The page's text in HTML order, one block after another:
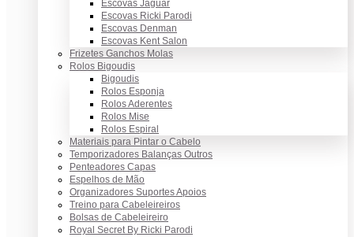
Escovas Jaguar
Escovas Ricki Parodi
Escovas Denman
Escovas Kent Salon
Frizetes Ganchos Molas
Rolos Bigoudis
Bigoudis
Rolos Esponja
Rolos Aderentes
Rolos Mise
Rolos Espiral
Materiais para Pintar o Cabelo
Temporizadores Balanças Outros
Penteadores Capas
Espelhos de Mão
Organizadores Suportes Apoios
Treino para Cabeleireiros
Bolsas de Cabeleireiro
Royal Secret By Ricki Parodi